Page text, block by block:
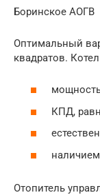
Боринское АОГВ
Оптимальный
квадратов. Котел
КПД,
Отопитель